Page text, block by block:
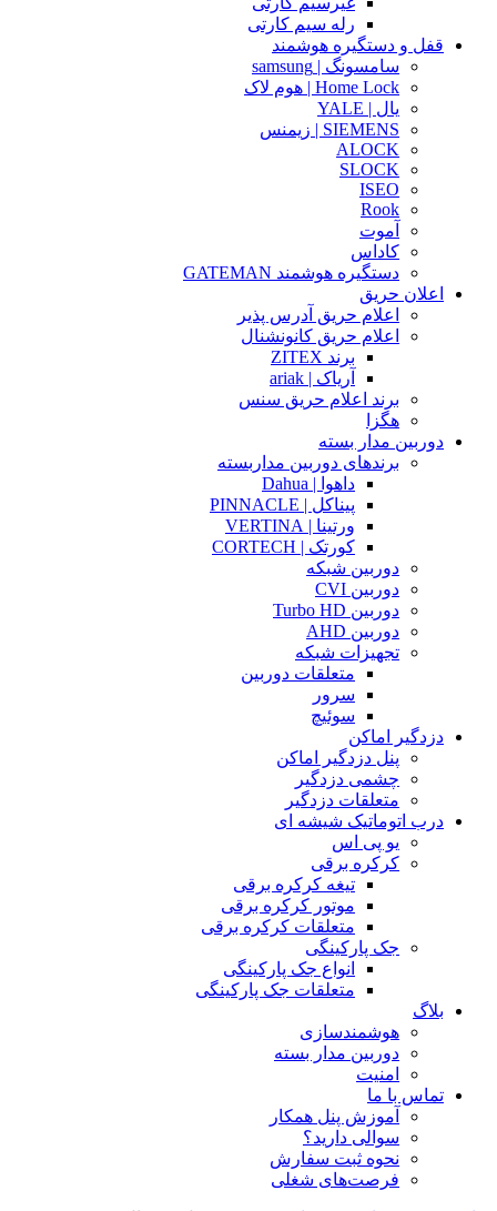
رله سیم کارتی
قفل و دستگیره هوشمند
سامسونگ | samsung
Home Lock | هوم لاک
یال | YALE
SIEMENS | زیمنس
ALOCK
SLOCK
ISEO
Rook
آموت
کاداس
دستگیره هوشمند GATEMAN
اعلان حریق
اعلام حریق آدرس پذیر
اعلام حریق کانونشنال
برند ZITEX
آریاک | ariak
برند اعلام حریق سنس
هگزا
دوربین مدار بسته
برندهای دوربین مداربسته
داهوا | Dahua
پیناکل | PINNACLE
ورتینا | VERTINA
کورتک | CORTECH
دوربین شبکه
دوربین CVI
دوربین Turbo HD
دوربین AHD
تجهیزات شبکه
متعلقات دوربین
سرور
سوئیچ
دزدگیر اماکن
پنل دزدگیر اماکن
چشمی دزدگیر
متعلقات دزدگیر
درب اتوماتیک شیشه ای
یو پی اس
کرکره برقی
تیغه کرکره برقی
موتور کرکره برقی
متعلقات کرکره برقی
جک پارکینگی
انواع جک پارکینگی
متعلقات جک پارکینگی
بلاگ
هوشمندسازی
دوربین مدار بسته
امنیت
تماس با ما
آموزش پنل همکار
سوالی دارید؟
نحوه ثبت سفارش
فرصت‌های شغلی